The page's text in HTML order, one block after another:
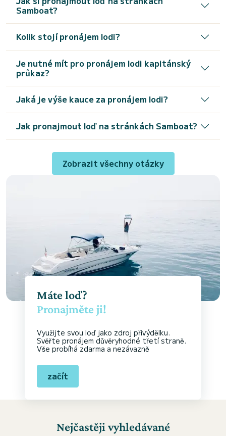
Samboat?
Kolik stojí pronájem lodi?
Je nutné mít pro pronájem lodi kapitánský
průkaz?
Jaká je výše kauce za pronájem lodi?
Jak pronajmout loď na stránkách Samboat?
Zobrazit všechny otázky
Máte loď?
Pronajměte ji!
Využijte svou loď jako zdroj přivýdělku.
Svěřte pronájem důvěryhodné třetí straně.
Vše probíhá zdarma a nezávazně
začít
Nejčastěji vyhledávané